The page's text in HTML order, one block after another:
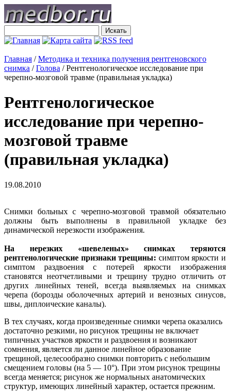
Главная /Методика и техника получения рентгеновского
снимка /Голова /Рентгенологическое исследование при
черепно-мозговой травме (правильная укладка)
Рентгенологическое
исследование при черепно-
мозговой травме
(правильная укладка)
19.08.2010
Снимки больных с черепно-мозговой травмой обязательно
должны быть выполнены в правильной укладке без
динамической нерезкости изображения.
На нерезких «шевеленых» снимках теряются
рентгенологические признаки трещины: симптом яркости и
симптом раздвоения с потерей яркости изображения
становятся неотчетливыми и трещину трудно отличить от
других линейных теней, всегда выявляемых на снимках
черепа (борозды оболочечных артерий и венозных синусов,
швы, диплоические каналы).
В тех случаях, когда произведенные снимки черепа оказались
достаточно резкими, но рисунок трещины не включает
типичных участков яркости и раздвоения и возникают
сомнения, является ли данное линейное образование
трещиной, целесообразно снимки повторить с небольшим
смещением головы (на 5 — 10°). При этом рисунок трещины
всегда меняется; рисунок же нормальных анатомических
структур, имеющих линейный характер, остается прежним.